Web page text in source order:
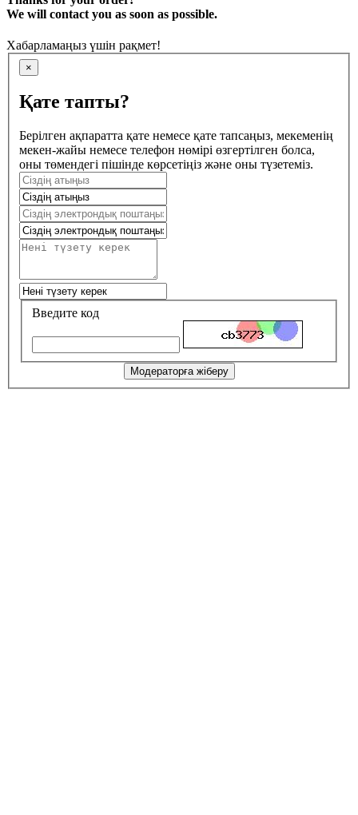
We will contact you as soon as possible.
Хабарламаңыз үшін рақмет!
×
Қате тапты?
Берілген ақпаратта қате немесе қате тапсаңыз, мекеменің
мекен-жайы немесе телефон нөмірі өзгертілген болса,
оны төмендегі пішінде көрсетіңіз және оны түзетеміз.
Введите код
Модераторға жіберу